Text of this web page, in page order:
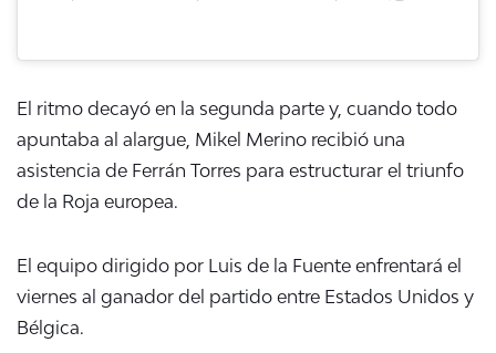
El ritmo decayó en la segunda parte y, cuando todo
apuntaba al alargue, Mikel Merino recibió una
asistencia de Ferrán Torres para estructurar el triunfo
de la Roja europea.
El equipo dirigido por Luis de la Fuente enfrentará el
viernes al ganador del partido entre Estados Unidos y
Bélgica.